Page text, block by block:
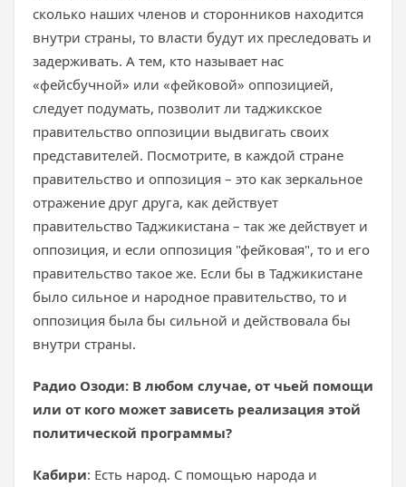
сколько наших членов и сторонников находится
внутри страны, то власти будут их преследовать и
задерживать. А тем, кто называет нас
«фейсбучной» или «фейковой» оппозицией,
следует подумать, позволит ли таджикское
правительство оппозиции выдвигать своих
представителей. Посмотрите, в каждой стране
правительство и оппозиция – это как зеркальное
отражение друг друга, как действует
правительство Таджикистана – так же действует и
оппозиция, и если оппозиция "фейковая", то и его
правительство такое же. Если бы в Таджикистане
было сильное и народное правительство, то и
оппозиция была бы сильной и действовала бы
внутри страны.
Радио Озоди: В любом случае, от чьей помощи
или от кого может зависеть реализация этой
политической программы?
Кабири: Есть народ. С помощью народа и